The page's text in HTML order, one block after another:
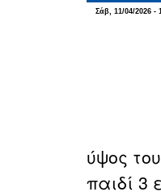
Σάβ, 11/04/2026 -
ύψος
παιδί 3